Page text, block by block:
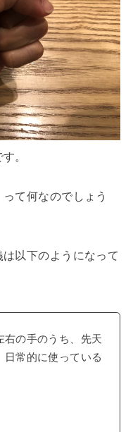
。
て何なのでしょう
以下のようになって
右の手のうち、先天
日常的に使っている